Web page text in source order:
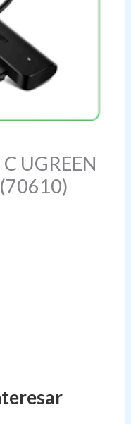
UGREEN